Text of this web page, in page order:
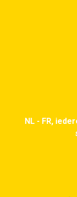
NL - FR,